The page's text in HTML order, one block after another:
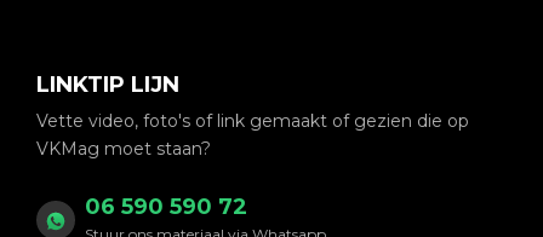
LINKTIP LIJN
Vette video, foto's of link gemaakt of gezien die op
VKMag moet staan?
06 590 590 72